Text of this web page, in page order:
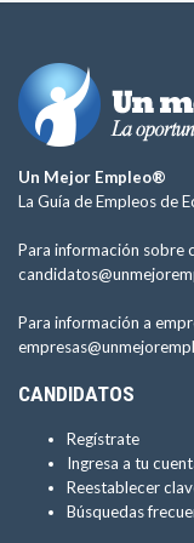
Un Mejor Empleo®
La Guía de Empleos de
Para información sobre
Para información a
CANDIDATOS
Regístrate
Ingresa a tu
Reestablecer
Búsquedas